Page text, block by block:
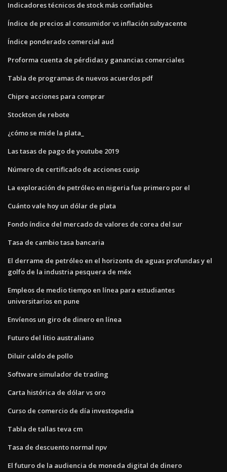
Indicadores técnicos de stock más confiables
Índice de precios al consumidor vs inflación subyacente
Índice ponderado comercial aud
Proforma cuenta de pérdidas y ganancias comerciales
Tabla de programas de nuevos acuerdos pdf
Chipre acciones para comprar
Stockton de rebote
¿cómo se mide la plata_
Las tasas de pago de youtube 2019
Número de certificado de acciones cusip
La exploración de petróleo en nigeria fue primero por el
Cuánto vale hoy un dólar de plata
Fondo índice del mercado de valores de corea del sur
Tasa de cambio tasa bancaria
El derrame de petróleo en el horizonte de aguas profundas y el
golfo de la industria pesquera de méx
Empleos de medio tiempo en línea para estudiantes
universitarios en pune
Envíenos un giro de dinero en línea
Futuro del litio australiano
Diluir caldo de pollo
Software simulador de trading
Carta histórica de dólar vs oro
Curso de comercio de día investopedia
Tabla de tallas teva cm
Tasa de descuento normal npv
El futuro de la audiencia de moneda digital de dinero